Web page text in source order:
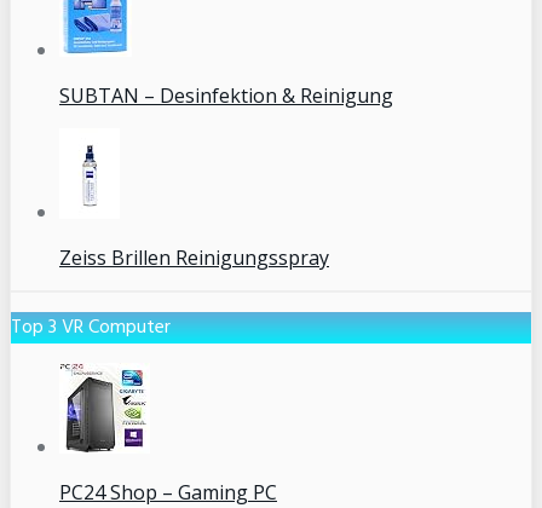
SUBTAN – Desinfektion & Reinigung
Zeiss Brillen Reinigungsspray
Top 3 VR Computer
PC24 Shop – Gaming PC